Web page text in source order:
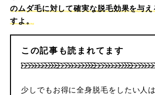
のムダ毛に対して確実な脱毛効果を与え
すよ。
この記事も読まれてます
少しでもお得に全身脱毛をしたい人